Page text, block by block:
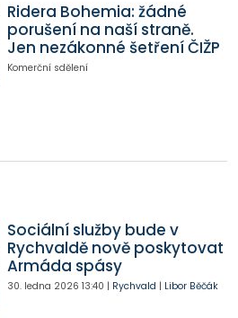
Ridera Bohemia: žádné
porušení na naší straně.
Jen nezákonné šetření ČIŽP
Komerční sdělení
Sociální služby bude v
Rychvaldě nově poskytovat
Armáda spásy
30. ledna 2026 13:40 | Rychvald | Libor Běčák